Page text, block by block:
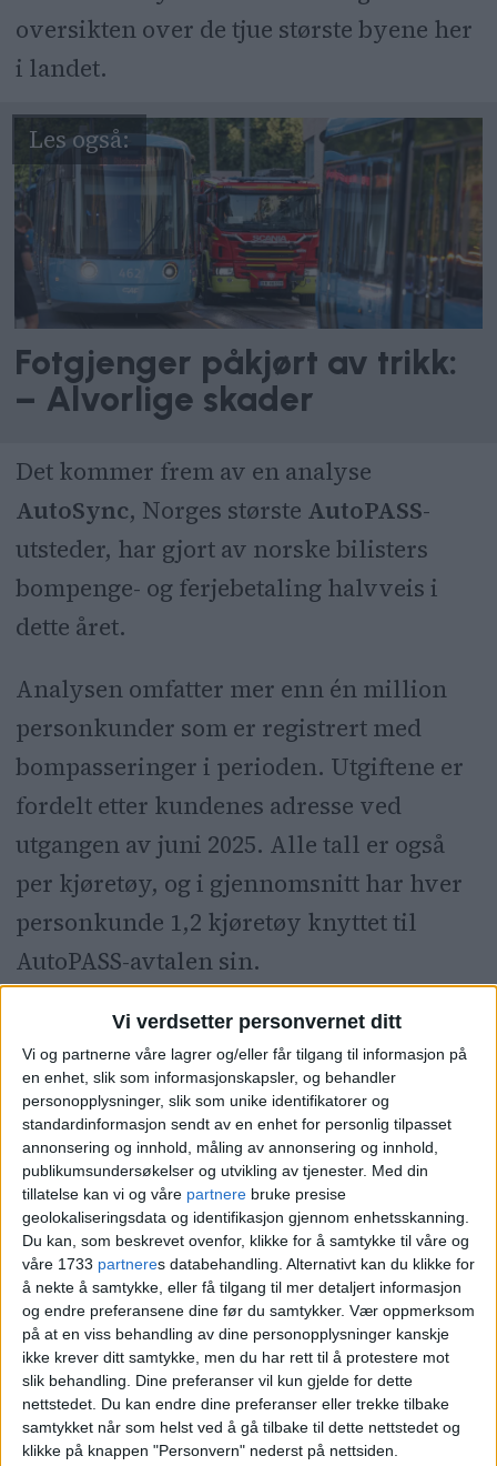
Vi verdsetter personvernet ditt
Vi og partnerne våre lagrer og/eller får tilgang til informasjon på
en enhet, slik som informasjonskapsler, og behandler
personopplysninger, slik som unike identifikatorer og
standardinformasjon sendt av en enhet for personlig tilpasset
annonsering og innhold, måling av annonsering og innhold,
publikumsundersøkelser og utvikling av tjenester. Med din
tillatelse kan vi og våre partnere bruke presise
geolokaliseringsdata og identifikasjon gjennom enhetsskanning.
Du kan, som beskrevet ovenfor, klikke for å samtykke til våre og
våre 1733 partneres databehandling. Alternativt kan du klikke for
å nekte å samtykke, eller få tilgang til mer detaljert informasjon
og endre preferansene dine før du samtykker. Vær oppmerksom
på at en viss behandling av dine personopplysninger kanskje
ikke krever ditt samtykke, men du har rett til å protestere mot
slik behandling. Dine preferanser vil kun gjelde for dette
nettstedet. Du kan endre dine preferanser eller trekke tilbake
samtykket når som helst ved å gå tilbake til dette nettstedet og
klikke på knappen "Personvern" nederst på nettsiden.
oversikten over de tjue største byene her
i landet.
Fotgjenger påkjørt av trikk:
– Alvorlige skader
Det kommer frem av en analyse
AutoSync, Norges største AutoPASS-
utsteder, har gjort av norske bilisters
bompenge- og ferjebetaling halvveis i
dette året.
Analysen omfatter mer enn én million
personkunder som er registrert med
bompasseringer i perioden. Utgiftene er
fordelt etter kundenes adresse ved
utgangen av juni 2025. Alle tall er også
per kjøretøy, og i gjennomsnitt har hver
personkunde 1,2 kjøretøy knyttet til
AutoPASS-avtalen sin.
Kilde: Autosync